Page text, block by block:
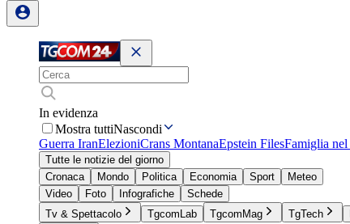
In evidenza
Mostra tuttiNascondi
Guerra IranElezioniCrans MontanaEpstein FilesFamiglia nel
Tutte le notizie del giorno
Cronaca
Mondo Politica Economia Sport
Meteo
Video
Foto Infografiche
Schede
Tv & Spettacolo
TgcomLab TgcomMag TgTech